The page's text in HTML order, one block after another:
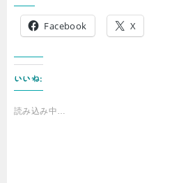
Facebook X
いいね:
読み込み中…